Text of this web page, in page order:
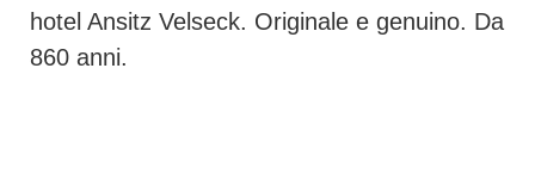
hotel Ansitz Velseck. Originale e genuino. Da
860 anni.